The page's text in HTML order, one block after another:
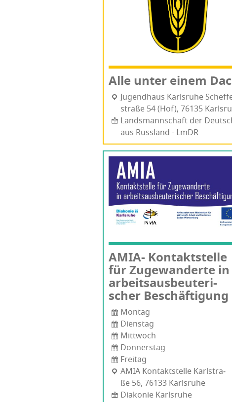
Alle unter einem
Jugend­haus Karlsruhe
stra­ße 54 (Hof), 76135
Landsmannschaft der
aus Russland - LmDR
AMIA- Kon­takt­stel­le
für Zuge­wan­der­te in
arbeits­aus­beu­te­ri­
scher Beschäftigung
Montag
Dienstag
Mittwoch
Donnerstag
Freitag
AMIA Kon­takt­stel­le Karl­stra­
ße 56, 76133 Karls­ru­he
Diakonie Karlsruhe